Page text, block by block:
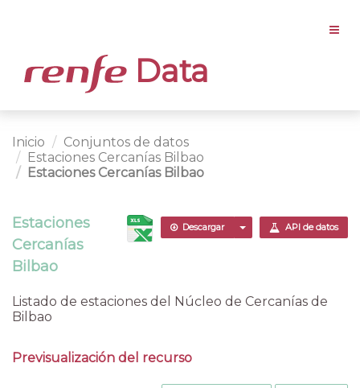
Data
Inicio
Conjuntos de datos
Estaciones Cercanías Bilbao
Estaciones Cercanías Bilbao
Descargar API de datos
Estaciones
Cercanías
Bilbao
Listado de estaciones del Núcleo de Cercanías de
Bilbao
Previsualización del recurso